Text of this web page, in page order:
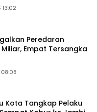
Peredaran
Empat Tersangka
Kota Tangkap Pelaku